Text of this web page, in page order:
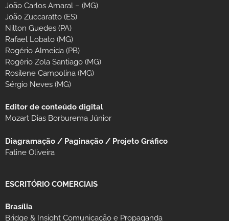
João Carlos Amaral – (MG)
João Zuccaratto (ES)
Nilton Guedes (PA)
Rafael Lobato (MG)
Rogério Almeida (PB)
Rogério Zola Santiago (MG)
Rosilene Campolina (MG)
Sérgio Neves (MG)
Editor de conteúdo digital
Mozart Dias Borburema Júnior
Diagramação / Paginação / Projeto Gráfico
Fatine Oliveira
ESCRITÓRIO COMERCIAIS
Brasília
Bridge & Insight Comunicação e Propaganda